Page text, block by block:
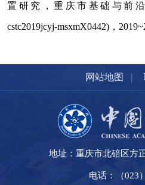
置研究，重庆市基础与前
cstc2019jcyj-msxmX0442) ，
网站地图 |
地址：重庆市北碚区方
电话：（023